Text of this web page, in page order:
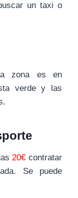
un taxi o
zona es en
verde y las
20€ contratar
Se puede